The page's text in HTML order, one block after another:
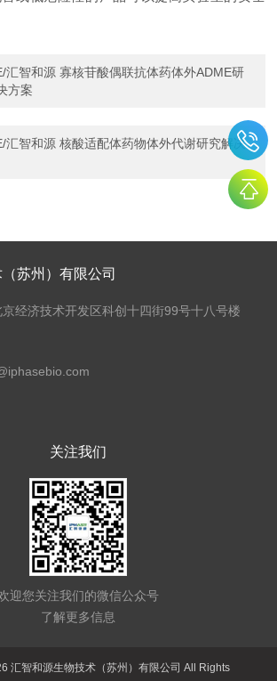
汇智和源 寡核苷酸偶联抗体药体外ADME研
方案
汇智和源 核酸适配体药物体外代谢研究解决
苏州）有限公司
经济技术开发区科创十四街99号十八号楼
关注我们
迎您关注我们的微信公众号
了解更多信息
汇智和源生物技术（苏州）有限公司 All Rights